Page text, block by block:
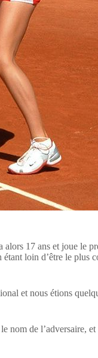
17 ans et joue le
loin d’être le plus
et nous étions
nom de l’adversaire, et